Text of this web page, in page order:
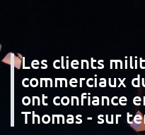
Les clients
commerciaux
ont confiance
Thomas - sur